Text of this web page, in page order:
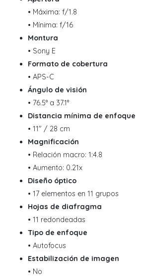
• Máxima: f/1.8
• Mínima: f/16
Montura
• Sony E
Formato de cobertura
• APS-C
Ángulo de visión
• 76.5° a 37.1°
Distancia mínima de enfoque
• 11" / 28 cm
Magnificación
• Relación macro: 1:4.8
• Aumento: 0.21x
Diseño óptico
• 17 elementos en 11 grupos
Hojas de diafragma
• 11 redondeadas
Tipo de enfoque
• Autofocus
Estabilización de imagen
• No